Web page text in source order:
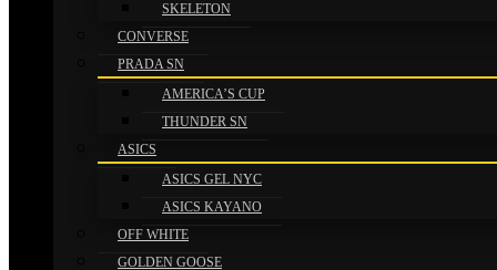
SKELETON
CONVERSE
PRADA SN
AMERICA’S CUP
THUNDER SN
ASICS
ASICS GEL NYC
ASICS KAYANO
OFF WHITE
GOLDEN GOOSE